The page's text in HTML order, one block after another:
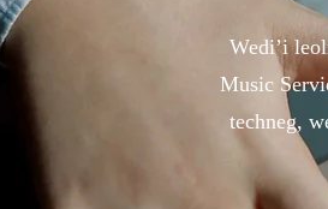
Wedi’i
Music
techneg,